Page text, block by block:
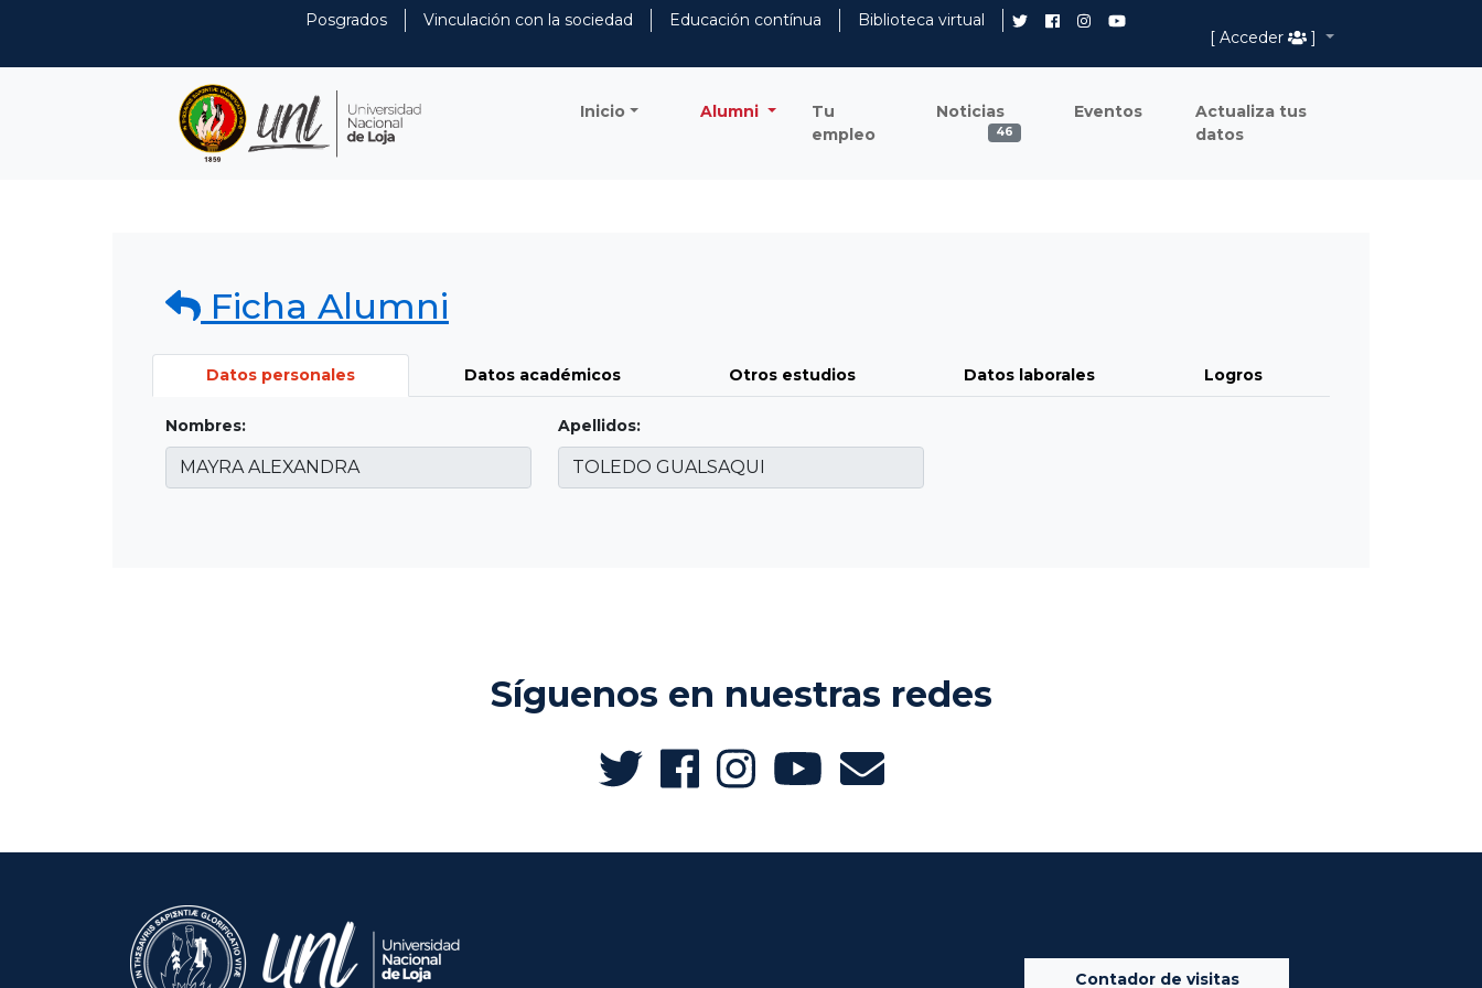
Posgrados Vinculación con la sociedad Educación contínua
Biblioteca virtual
[ Acceder
]
Inicio Alumni
Tu
empleo
Noticias
46
Eventos
Actualiza tus
datos
Ficha Alumni
Datos personales Datos académicos Otros estudios Datos laborales Logros
Nombres: Apellidos:
Síguenos en nuestras redes
Contador de visitas